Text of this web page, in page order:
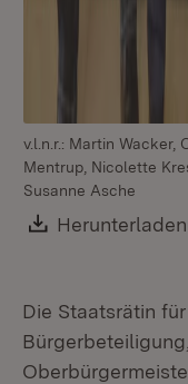
v.l.n.r.: Martin Wacker,
Mentrup, Nicolette
Susanne Asche
Download:
Herunterladen
Die Staatsrätin